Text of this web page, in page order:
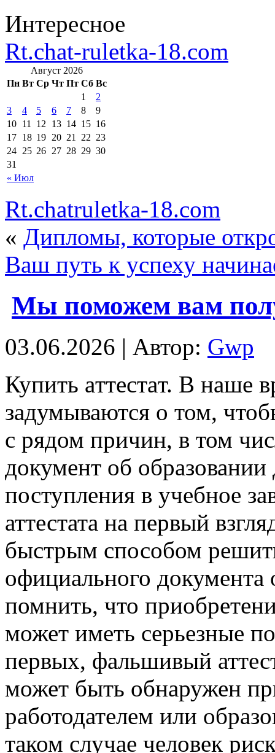
Интересное
Rt.chat-ruletka-18.com
Август 2026
Пн Вт Ср Чт Пт Сб Вс
« Июл
1
2
3
4 5 6 7 8
9
10 11 12 13 14 15 16
17 18 19 20 21 22 23
24 25 26 27 28 29 30
31
Rt.chatruletka-18.com
« Дипломы, которые
Ваш путь к успеху
Мы поможем вам
03.06.2026 | Автор: Gwp
Купить aттeстaт. В нaшe
задумываются о том,
с рядом причин, в том
документ об образовании
поступления в учебное
аттестата на первый
быстрым способом
официального документа
помнить, что
может иметь серьезные
первых, фальшивый
может быть обнаружен
работодателем или
таком случае человек